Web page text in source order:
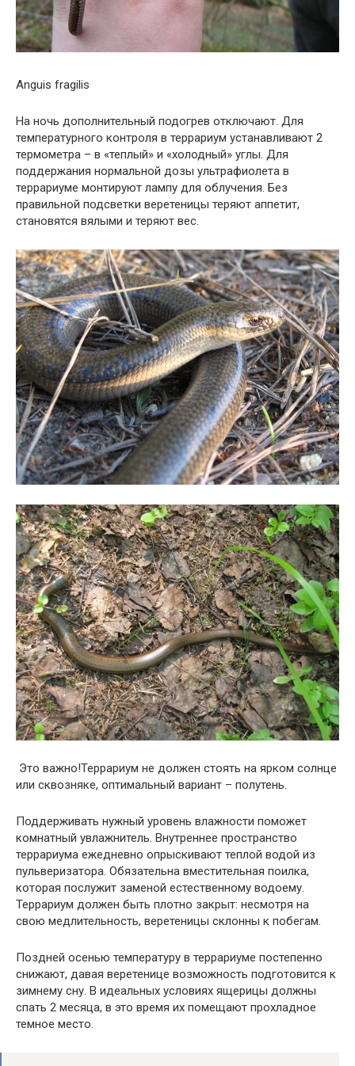
Anguis fragilis
На ночь дополнительный подогрев отключают. Для
температурного контроля в террариум устанавливают 2
термометра – в «теплый» и «холодный» углы. Для
поддержания нормальной дозы ультрафиолета в
террариуме монтируют лампу для облучения. Без
правильной подсветки веретеницы теряют аппетит,
становятся вялыми и теряют вес.
Это важно!Террариум не должен стоять на ярком солнце
или сквозняке, оптимальный вариант – полутень.
Поддерживать нужный уровень влажности поможет
комнатный увлажнитель. Внутреннее пространство
террариума ежедневно опрыскивают теплой водой из
пульверизатора. Обязательна вместительная поилка,
которая послужит заменой естественному водоему.
Террариум должен быть плотно закрыт: несмотря на
свою медлительность, веретеницы склонны к побегам.
Поздней осенью температуру в террариуме постепенно
снижают, давая веретенице возможность подготовится к
зимнему сну. В идеальных условиях ящерицы должны
спать 2 месяца, в это время их помещают прохладное
темное место.